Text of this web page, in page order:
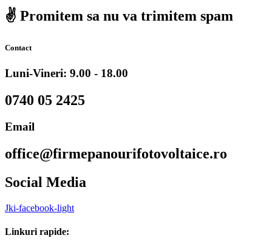
✌️ Promitem sa nu va trimitem spam
Contact
Luni-Vineri: 9.00 - 18.00
0740 05 2425
Email
office@firmepanourifotovoltaice.ro
Social Media
Jki-facebook-light
Linkuri rapide: